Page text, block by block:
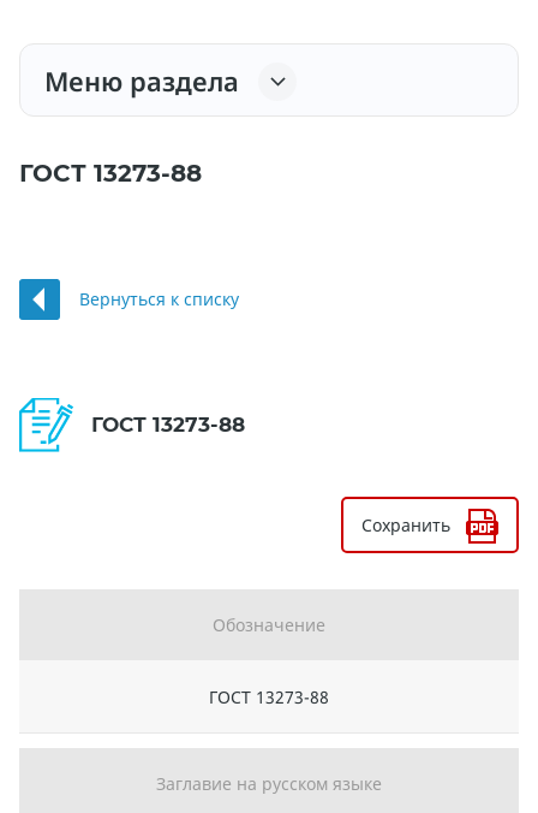
Меню раздела
ГОСТ 13273-88
Вернуться к списку
ГОСТ 13273-88
Сохранить
Обозначение
ГОСТ 13273-88
Заглавие на русском языке